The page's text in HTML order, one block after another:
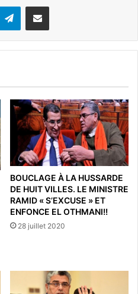
Telegram
BOUCLAGE À LA HUSSARDE
DE HUIT VILLES. LE MINISTRE
RAMID « S’EXCUSE » ET
ENFONCE EL OTHMANI!!
28 juillet 2020